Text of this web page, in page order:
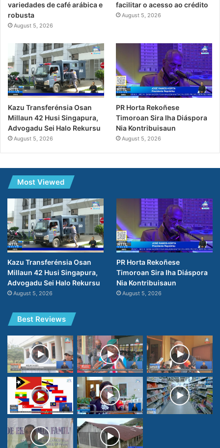
variedades de café arábica e
robusta
August 5, 2026
facilitar o acesso ao crédito
August 5, 2026
Kazu Transferénsia Osan
Millaun 42 Husi Singapura,
Advogadu Sei Halo Rekursu
August 5, 2026
PR Horta Rekoñese
Timoroan Sira Iha Diáspora
Nia Kontribuisaun
August 5, 2026
Most Viewed
Kazu Transferénsia Osan
Millaun 42 Husi Singapura,
Advogadu Sei Halo Rekursu
August 5, 2026
PR Horta Rekoñese
Timoroan Sira Iha Diáspora
Nia Kontribuisaun
August 5, 2026
Best Reviews